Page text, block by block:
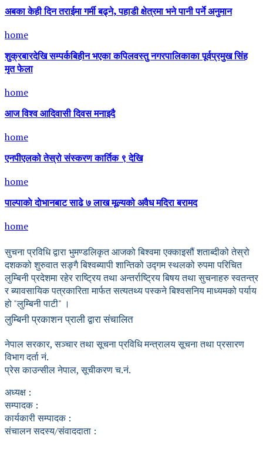
अबका केही दिन तराईमा गर्मी बढ्ने, पहाडी क्षेत्रमा भने पानी पर्ने अनुमान
home
शुक्रबारदेखि सम्पर्कबिहीन भएका कपिलवस्तु नगरपालिकाका पूर्वप्रमुख सिंह
मृत फेला
home
आज विश्व आदिवासी दिवस मनाइदै
home
एनपीएलको तेस्रो संस्करण कार्तिक ९ देखि
home
पाल्पाकाे दाेभानबाट साढे ७ लाख मूल्यको अवैध मदिरा बरामद
home
सुचना प्रविधि द्वारा भुमण्डलिकृत आजको बिश्वमा एक्काइसौं शताब्दीको तेस्रो
दशकको शुरुवात सङ्गै बिश्वब्यापी शान्तिको उद्गम स्थलको रुपमा परिचित
लुम्बिनी प्रदेशमा रहेर राष्ट्रिय तथा अन्तर्राष्ट्रिय बिषय तथा सुचनाहरु स्वतन्त्र
र ब्यावसायिक पत्रकारिता मार्फत सत्यतथ्य पस्कने बिश्वसनिय माध्यमको पर्याय
हो "लुम्बिनी पाटी" ।
लुम्बिनी प्रकाशन प्राली द्वारा संचालित
नेपाल सरकार, सञ्चार तथा सूचना प्रविधि मन्त्रालय सूचना तथा प्रसारण
विभाग दर्ता नं.
प्रेस काउन्सील नेपाल, सूचीकरण च.नं.
अध्यक्ष :
सम्पादक :
कार्यकारी सम्पादक :
संचालन सदस्य/संवाददाता :